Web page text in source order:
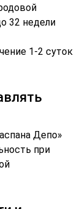
32 недели
1-2 суток
Депо»
при